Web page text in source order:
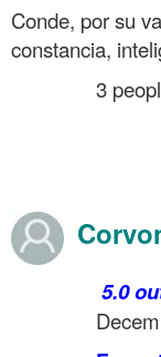
Conde, por su
constancia,
3
5.0